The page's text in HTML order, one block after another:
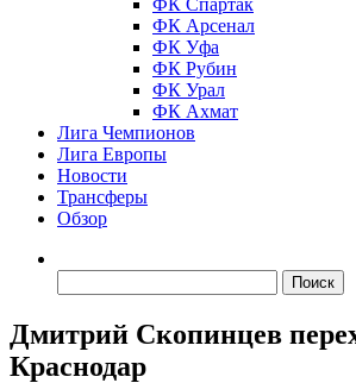
ФК Спартак
ФК Арсенал
ФК Уфа
ФК Рубин
ФК Урал
ФК Ахмат
Лига Чемпионов
Лига Европы
Новости
Трансферы
Обзор
Дмитрий Скопинцев
Краснодар